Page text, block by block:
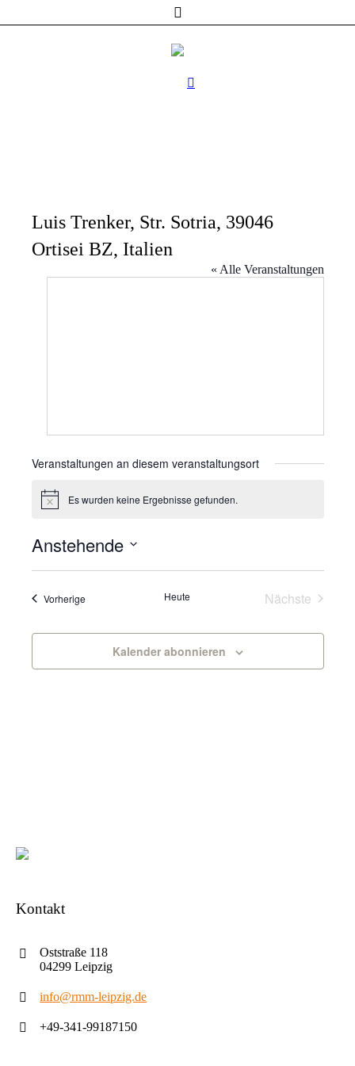
Luis Trenker, Str. Sotria, 39046
Ortisei BZ, Italien
« Alle Veranstaltungen
Veranstaltungen an diesem veranstaltungsort
HinweisEs wurden keine Ergebnisse gefunden.
Anstehende
VorherigeVeranstaltungen Heute Nächste
Kalender abonnieren
Kontakt
Oststraße 118
04299 Leipzig
info@rmm-leipzig.de
+49-341-99187150